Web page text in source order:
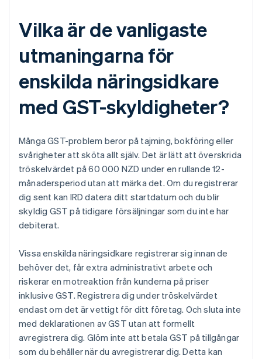
Vilka är de vanligaste
utmaningarna för
enskilda näringsidkare
med GST-skyldigheter?
Många GST-problem beror på tajming, bokföring eller
svårigheter att sköta allt själv. Det är lätt att överskrida
tröskelvärdet på 60 000 NZD under en rullande 12-
månadersperiod utan att märka det. Om du registrerar
dig sent kan IRD datera ditt startdatum och du blir
skyldig GST på tidigare försäljningar som du inte har
debiterat.
Vissa enskilda näringsidkare registrerar sig innan de
behöver det, får extra administrativt arbete och
riskerar en motreaktion från kunderna på priser
inklusive GST. Registrera dig under tröskelvärdet
endast om det är vettigt för ditt företag. Och sluta inte
med deklarationen av GST utan att formellt
avregistrera dig. Glöm inte att betala GST på tillgångar
som du behåller när du avregistrerar dig. Detta kan